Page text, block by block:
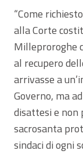
“Come
alla Corte
Milleproroghe
al recupero
arrivasse a
Governo, ma
disattesi e non
sacrosanta
sindaci di ogni